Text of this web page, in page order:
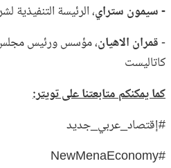
- سيمون ستراي، الرئيسة التنفيذية
-قمران الاهيان، مؤسس ورئيس مجلس
كاتاليست
كما يمكنكم متابعتنا على تويتر:
#إقتصاد_عربي_جديد
#NewMenaEconomy